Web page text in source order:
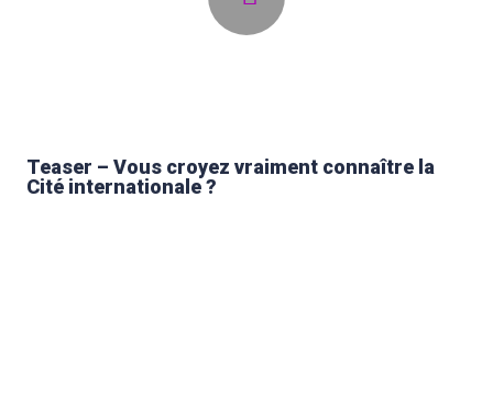
Teaser – Vous croyez vraiment connaître la
Cité internationale ?